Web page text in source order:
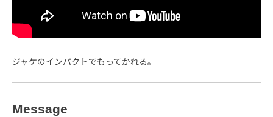
ジャケのインパクトでもってかれる。
Message